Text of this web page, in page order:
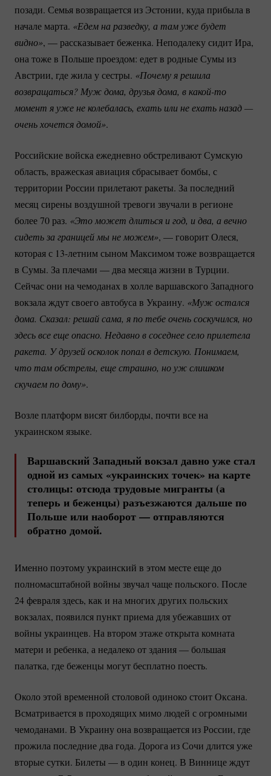
позади. Семья возвращается из Эстонии, куда прибыла в
начале марта. «Едем на разведку, а там уже будет
видно», — рассказывает беженка. Неподалеку сидит Ира,
она тоже в Польше проездом: едет в родные Сумы из
Австрии, где жила у сестры. «Почему я решила
возвращаться? Муж дома, друзья дома, в какой-то
момент я уже не колебалась, ехать или не ехать назад —
очень хочется домой».
Российские войска ежедневно обстреливают Сумскую
область, вражеская авиация сбрасывает бомбы, с
территории России прилетают ракеты. За последний
месяц сирены воздушной тревоги звучали в регионе
более 70 раз. «Это может длиться и год, и два, а вечно
сидеть за границей мы не можем», — говорит Олеся,
которая с 13-летнимсыном Максимом тоже возвращается
в Сумы. За плечами — два месяца жизни в Турции.
Сейчас они на чемоданах в холле варшавского Западного
вокзала ждут своего автобуса в Украину. «Муж остался
дома. Сказал: решай сама, я по тебе очень соскучился, но
здесь все еще опасно. Недавно в соседнее село прилетела
ракета. У друзей осколок попал в детскую. Понимаем,
что там обстрелы, еще страшно, но уж слишком
скучаем по дому».
Возле платформ висят билборды, почти все на
украинском языке.
Варшавский Западный вокзал давно уже стал
одной из самых «украинских точек» на карте
столицы: отсюда трудовые мигранты (а
теперь и беженцы) разъезжаются дальше по
Польше или наоборот — отправляются
обратно домой.
Именно поэтому украинский в этом месте еще до
полномасштабной войны звучал чаще польского. После
24 февраля здесь, как и на многих других польских
вокзалах, появился пункт приема для убежавших от
войны украинцев. На втором этаже открыта комната
матери и ребенка, а недалеко от здания — большая
палатка, где беженцы могут бесплатно поесть.
Около этой временной столовой одиноко стоит Оксана.
Всматривается в проходящих мимо людей с огромными
чемоданами. В Украину она возвращается из России, где
прожила последние два года. Дорога из Сочи длится уже
вторые сутки. Билеты — в один конец. В Виннице ждут